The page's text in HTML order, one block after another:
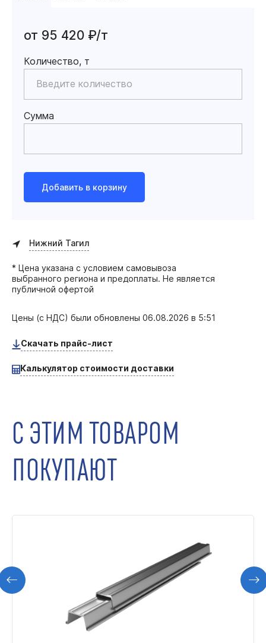
от 95 420 ₽/т
Количество, т
Сумма
Добавить в корзину
Нижний Тагил
* Цена указана с условием самовывоза
выбранного региона и предоплаты. Не является
публичной офертой
Цены (с НДС) были обновлены 06.08.2026 в 5:51
Скачать прайс-лист
Калькулятор стоимости доставки
С ЭТИМ ТОВАРОМ
ПОКУПАЮТ